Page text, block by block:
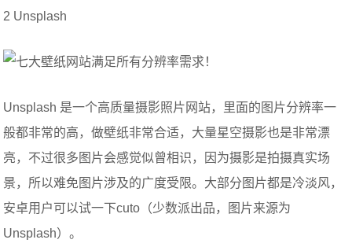
2 Unsplash
Unsplash 是一个高质量摄影照片网站，里面的图片分辨率一
般都非常的高，做壁纸非常合适，大量星空摄影也是非常漂
亮，不过很多图片会感觉似曾相识，因为摄影是拍摄真实场
景，所以难免图片涉及的广度受限。大部分图片都是冷淡风，
安卓用户可以试一下cuto（少数派出品，图片来源为
Unsplash）。